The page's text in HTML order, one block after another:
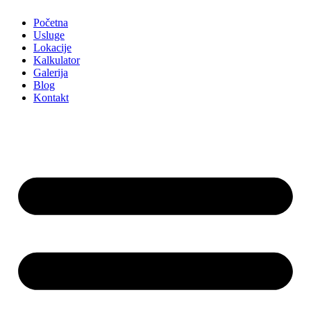
Početna
Usluge
Lokacije
Kalkulator
Galerija
Blog
Kontakt